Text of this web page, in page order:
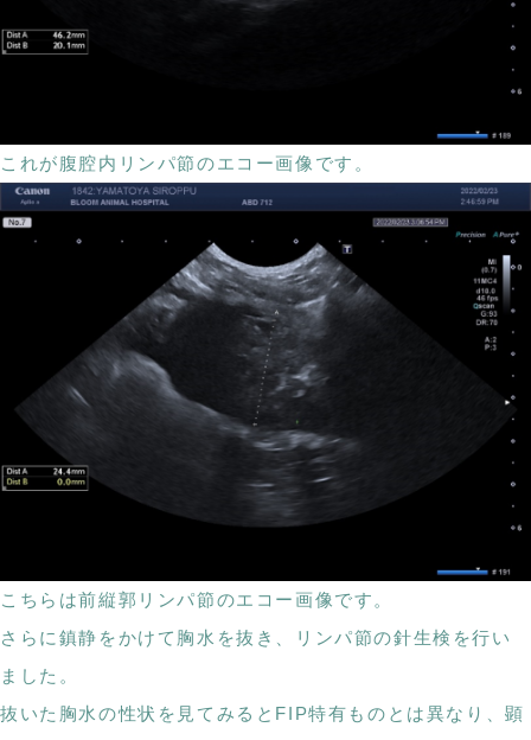
これが腹腔内リンパ節のエコー画像です。
こちらは前縦郭リンパ節のエコー画像です。
さらに鎮静をかけて胸水を抜き、リンパ節の針生検を行い
ました。
抜いた胸水の性状を見てみるとFIP特有ものとは異なり、顕